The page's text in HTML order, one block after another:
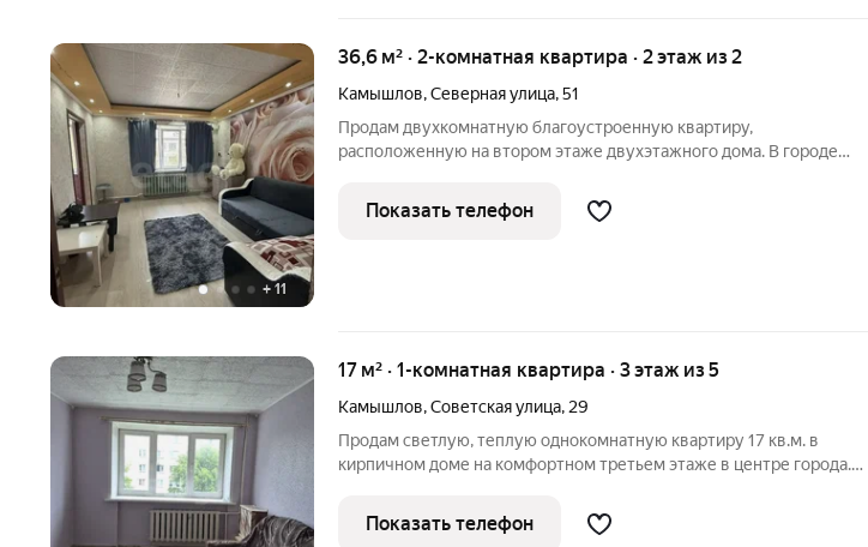
+ 11
36,6 м² · 2-комнатная квартира · 2 этаж из 2
Камышлов,Северная улица,51
Продам двухкомнатную благоустроенную квартиру,
расположенную на втором этаже двухэтажного дома. В городе
светлые, смежные, окна пластиковые выходят во двор дома. Вода,
отопление центральное в
Показать телефон
17 м² · 1-комнатная квартира · 3 этаж из 5
Камышлов,Советская улица, 29
Продам светлую, теплую однокомнатную квартиру 17 кв.м. в
кирпичном доме на комфортном третьем этаже в центре города.
косметический ремонт: потолки - плитка, окно пластиковый
стеклопакет, стены
Показать телефон